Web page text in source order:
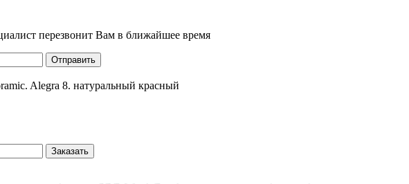
перезвонит Вам в ближайшее время
Alegra 8. натуральный красный